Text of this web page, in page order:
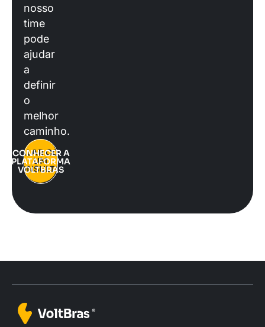
nosso
time
pode
ajudar
a
definir
o
melhor
caminho.
FALAR COM
UM
CONSULTOR
CONHECER A
PLATAFORMA
VOLTBRAS